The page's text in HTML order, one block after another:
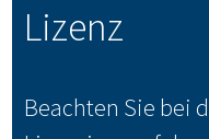
Lizenz
Beachten Sie bei